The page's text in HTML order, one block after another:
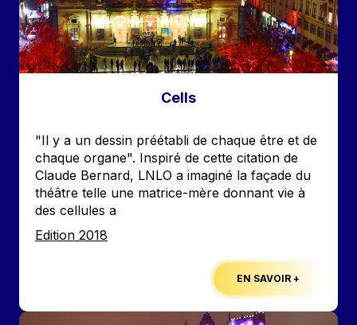
Cells
"Il y a un dessin préétabli de chaque être et de
chaque organe". Inspiré de cette citation de
Claude Bernard, LNLO a imaginé la façade du
théâtre telle une matrice-mère donnant vie à
des cellules a
Edition
Edition 2018
EN SAVOIR +
Image